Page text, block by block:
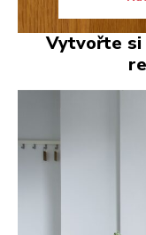
Vytvořte si